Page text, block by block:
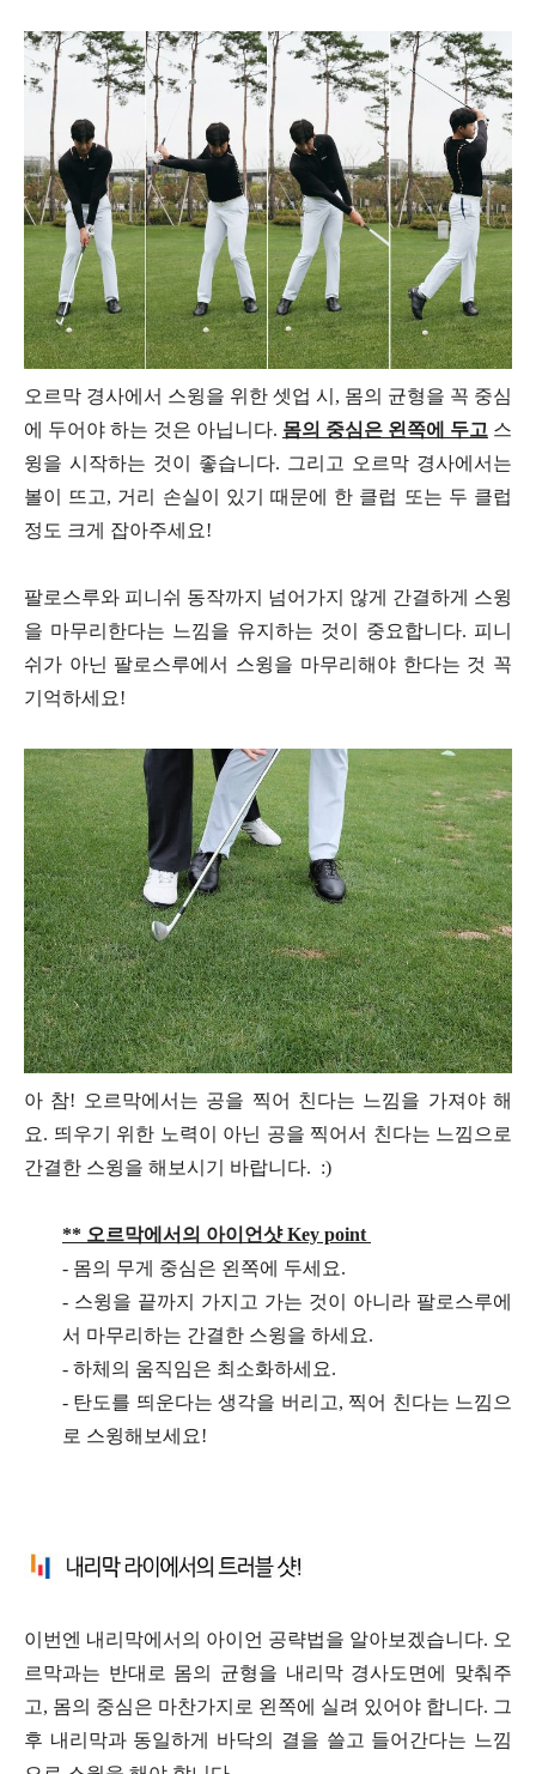
오르막 경사에서 스윙을 위한 셋업 시, 몸의 균형을 꼭 중심
에 두어야 하는 것은 아닙니다. 몸의 중심은 왼쪽에 두고 스
윙을 시작하는 것이 좋습니다. 그리고 오르막 경사에서는
볼이 뜨고, 거리 손실이 있기 때문에 한 클럽 또는 두 클럽
정도 크게 잡아주세요!
팔로스루와 피니쉬 동작까지 넘어가지 않게 간결하게 스윙
을 마무리한다는 느낌을 유지하는 것이 중요합니다. 피니
쉬가 아닌 팔로스루에서 스윙을 마무리해야 한다는 것 꼭
기억하세요!
아 참! 오르막에서는 공을 찍어 친다는 느낌을 가져야 해
요. 띄우기 위한 노력이 아닌 공을 찍어서 친다는 느낌으로
간결한 스윙을 해보시기 바랍니다. :)
** 오르막에서의 아이언샷 Key point
- 몸의 무게 중심은 왼쪽에 두세요.
- 스윙을 끝까지 가지고 가는 것이 아니라 팔로스루에
서 마무리하는 간결한 스윙을 하세요.
- 하체의 움직임은 최소화하세요.
- 탄도를 띄운다는 생각을 버리고, 찍어 친다는 느낌으
로 스윙해보세요!
이번엔 내리막에서의 아이언 공략법을 알아보겠습니다. 오
르막과는 반대로 몸의 균형을 내리막 경사도면에 맞춰주
고, 몸의 중심은 마찬가지로 왼쪽에 실려 있어야 합니다. 그
후 내리막과 동일하게 바닥의 결을 쓸고 들어간다는 느낌